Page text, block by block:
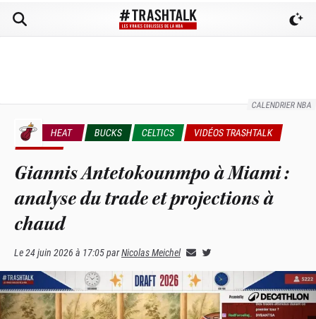
CALENDRIER NBA
HEAT BUCKS CELTICS
VIDÉOS TRASHTALK
Giannis Antetokounmpo à Miami :
analyse du trade et projections à
chaud
Le24 juin 2026 à 17:05parNicolas Meichel